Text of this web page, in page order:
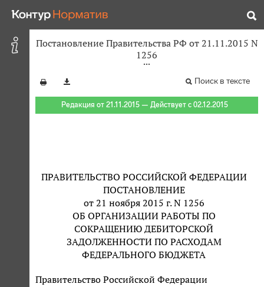
Постановление Правительства РФ от 21.11.2015 N
1256
Поиск в тексте
Редакция от 21.11.2015 — Действует с 02.12.2015
ПРАВИТЕЛЬСТВО РОССИЙСКОЙ ФЕДЕРАЦИИ
ПОСТАНОВЛЕНИЕ
от 21 ноября 2015 г. N 1256
ОБ ОРГАНИЗАЦИИ РАБОТЫ ПО
СОКРАЩЕНИЮ ДЕБИТОРСКОЙ
ЗАДОЛЖЕННОСТИ ПО РАСХОДАМ
ФЕДЕРАЛЬНОГО БЮДЖЕТА
Правительство Российской Федерации